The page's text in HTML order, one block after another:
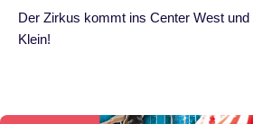
Der Zirkus kommt ins Center West
Klein!